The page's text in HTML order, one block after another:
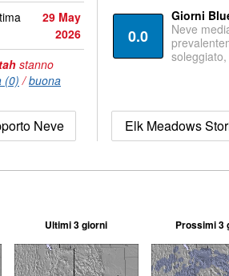
29 May
2026
stanno
(0)/buona
Neve
0.0
Giorni
Neve
Elk Meadows
Ultimi 3 giorni Prossimi 3